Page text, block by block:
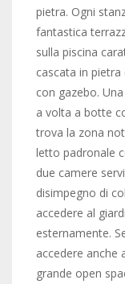
pietra. Ogni
fantastica
sulla piscina
cascata in
con gazebo.
a volta a botte
trova la zona
letto padronale
due camere
disimpegno di
accedere al
esternamente.
accedere
grande open